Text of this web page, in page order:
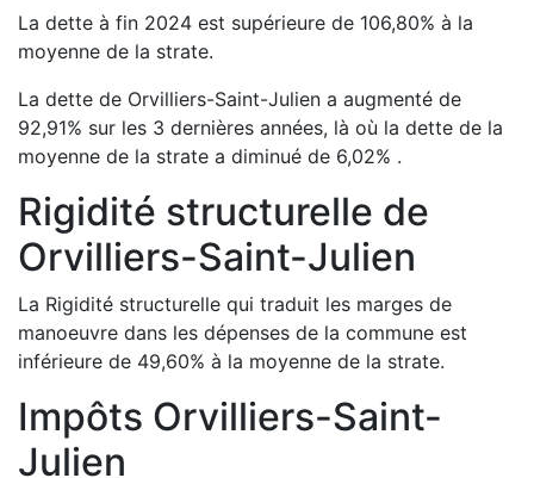
La dette à fin 2024 est supérieure de 106,80% à la
moyenne de la strate.
La dette de Orvilliers-Saint-Julien a augmenté de
92,91% sur les 3 dernières années, là où la dette de la
moyenne de la strate a diminué de 6,02% .
Rigidité structurelle de
Orvilliers-Saint-Julien
La Rigidité structurelle qui traduit les marges de
manoeuvre dans les dépenses de la commune est
inférieure de 49,60% à la moyenne de la strate.
Impôts Orvilliers-Saint-
Julien